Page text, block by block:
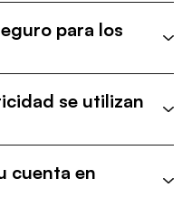
para los
se utilizan
cuenta en